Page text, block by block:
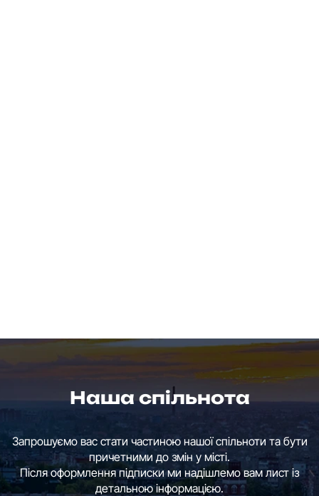
Наша спільнота
Запрошуємо вас стати частиною нашої спільноти та бути
причетними до змін у місті.
Після оформлення підписки ми надішлемо вам лист із
детальною інформацією.